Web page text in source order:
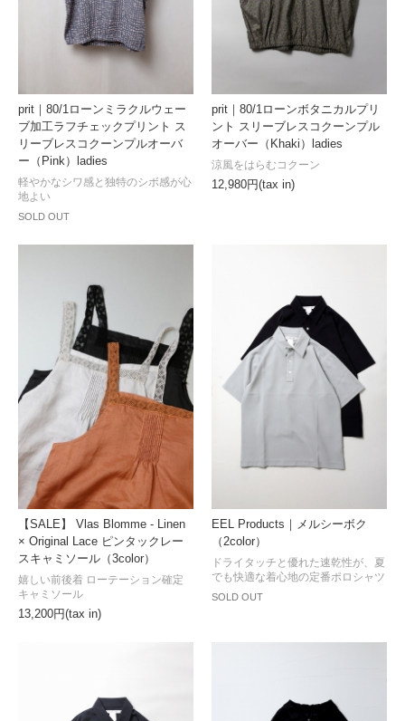
prit｜80/1ローンミラクルウェー
ブ加工ラフチェックプリント ス
リーブレスコクーンプルオーバ
ー（Pink）ladies
SOLD OUT
軽やかなシワ感と独特のシボ感が心
地よい
prit｜80/1ローンボタニカルプリ
ント スリーブレスコクーンプル
オーバー（Khaki）ladies
12,980円(tax in)
涼風をはらむコクーン
【SALE】 Vlas Blomme - Linen
× Original Lace ピンタックレー
スキャミソール（3color）
13,200円(tax in)
嬉しい前後着 ローテーション確定
キャミソール
EEL Products｜メルシーボク
（2color）
SOLD OUT
ドライタッチと優れた速乾性が、夏
でも快適な着心地の定番ポロシャツ